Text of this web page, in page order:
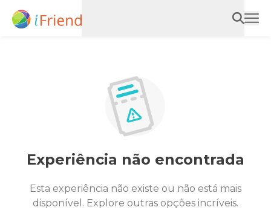
Experiência não encontrada
Esta experiência não existe ou não está mais
disponível. Explore outras opções incríveis.